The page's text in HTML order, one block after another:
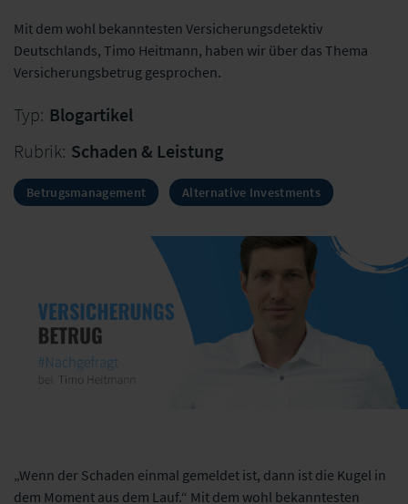
Mit dem wohl bekanntesten Versicherungsdetektiv
Deutschlands, Timo Heitmann, haben wir über das Thema
Versicherungsbetrug gesprochen.
Typ: Blogartikel
Rubrik: Schaden & Leistung
Betrugsmanagement Alternative Investments
„Wenn der Schaden einmal gemeldet ist, dann ist die Kugel in
dem Moment aus dem Lauf.“ Mit dem wohl bekanntesten